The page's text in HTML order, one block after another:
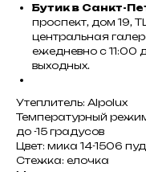
Бутик в Санкт-
проспект, дом 19,
центральная
ежедневно с 11:00
выходных.
Утеплитель: Alpolux
Температурный
до -15 градусов
Цвет: мика 14-1506
Стежка: елочка